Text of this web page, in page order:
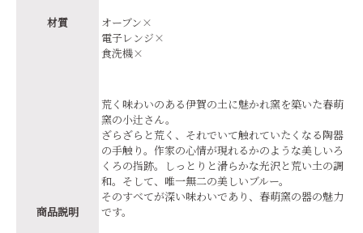
材質
オーブン×
電子レンジ×
食洗機×
商品説明
荒く味わいのある伊賀の土に魅かれ窯を築いた春萌
窯の小辻さん。
ざらざらと荒く、それでいて触れていたくなる陶器
の手触り。作家の心情が現れるかのような美しいろ
くろの指跡。しっとりと滑らかな光沢と荒い土の調
和。そして、唯一無二の美しいブルー。
そのすべてが深い味わいであり、春萌窯の器の魅力
です。